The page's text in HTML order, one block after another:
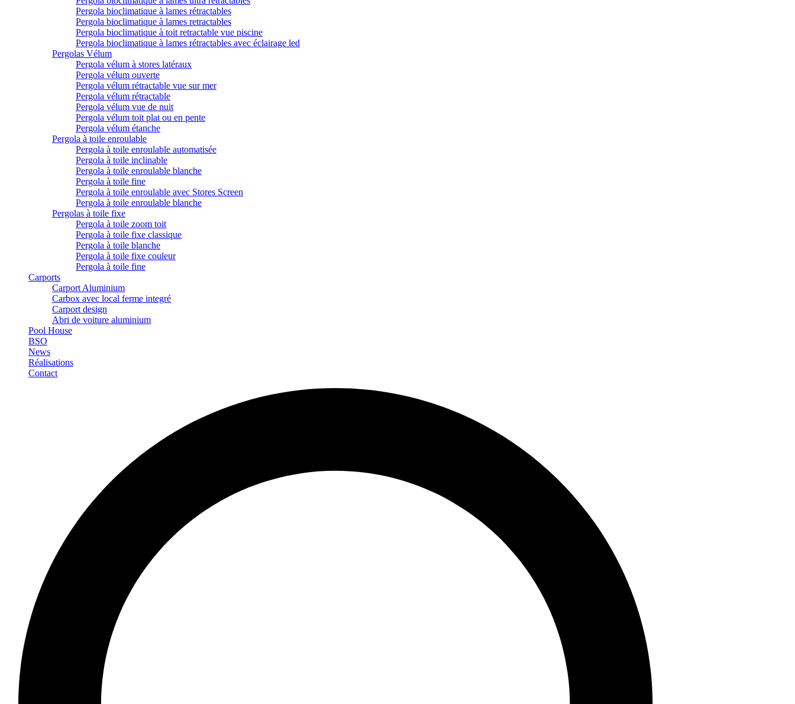
Pergola bioclimatique à lames rétractables
Pergola bioclimatique à lames retractables
Pergola bioclimatique à toit retractable vue piscine
Pergola bioclimatique à lames rétractables avec éclairage led
Pergolas Vélum
Pergola vélum à stores latéraux
Pergola vélum ouverte
Pergola vélum rétractable vue sur mer
Pergola vélum rétractable
Pergola vélum vue de nuit
Pergola vélum toit plat ou en pente
Pergola vélum étanche
Pergola à toile enroulable
Pergola à toile enroulable automatisée
Pergola à toile inclinable
Pergola à toile enroulable blanche
Pergola à toile fine
Pergola à toile enroulable avec Stores Screen
Pergola à toile enroulable blanche
Pergolas à toile fixe
Pergola à toile zoom toit
Pergola à toile fixe classique
Pergola à toile blanche
Pergola à toile fixe couleur
Pergola à toile fine
Carports
Carport Aluminium
Carbox avec local ferme integré
Carport design
Abri de voiture aluminium
Pool House
BSO
News
Réalisations
Contact